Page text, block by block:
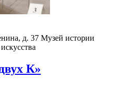
д. 37 Музей истории
К»